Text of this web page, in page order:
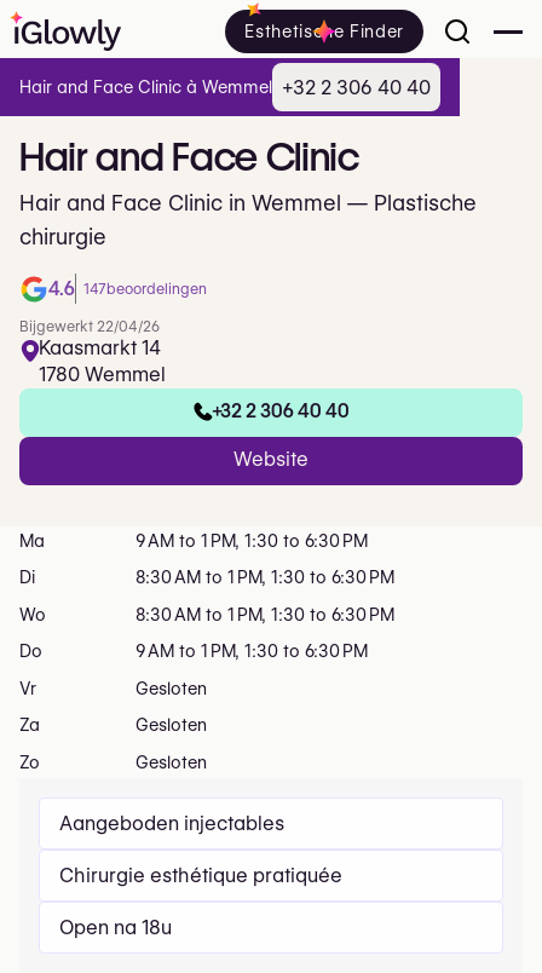
Esthetische Finder
Hairand FaceClinic
Hair and Face Clinic in Wemmel — Plastische
chirurgie
4.6 147beoordelingen
Bijgewerkt 22/04/26
Kaasmarkt 14
1780 Wemmel
+32 2 306 40 40
Website
Aangeboden injectables
Chirurgie esthétique pratiquée
Open na 18u
Ma
9 AM to 1 PM, 1:30 to 6:30 PM
Di
8:30 AM to 1 PM, 1:30 to 6:30 PM
Wo
8:30 AM to 1 PM, 1:30 to 6:30 PM
Do
9 AM to 1 PM, 1:30 to 6:30 PM
Vr
Gesloten
Za
Gesloten
Zo
Gesloten
Hair and Face Clinic à Wemmel +32 2 306 40 40